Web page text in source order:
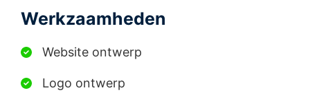
Werkzaamheden
Website ontwerp
Logo ontwerp